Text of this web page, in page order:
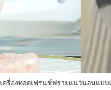
เครื่องทอดเฟรนช์ฟรายแนวนอนแบ